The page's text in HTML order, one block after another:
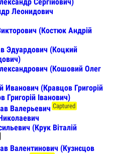
Леонидович
(Костюк Андрій
Эдуардович (Коцкий
(Кошовий Олег
Иванович (Кравцов Григорій
Григорiй Iванович)
Валерьевич Captured
(Крук Віталій
Валентинович (Кузнєцов